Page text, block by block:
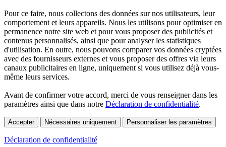
Pour ce faire, nous collectons des données sur nos utilisateurs, leur
comportement et leurs appareils. Nous les utilisons pour optimiser en
permanence notre site web et pour vous proposer des publicités et
contenus personnalisés, ainsi que pour analyser les statistiques
d'utilisation. En outre, nous pouvons comparer vos données cryptées
avec des fournisseurs externes et vous proposer des offres via leurs
canaux publicitaires en ligne, uniquement si vous utilisez déjà vous-
même leurs services.
Avant de confirmer votre accord, merci de vous renseigner dans les
paramètres ainsi que dans notre Déclaration de confidentialité.
Accepter Nécessaires uniquement Personnaliser les paramètres
Déclaration de confidentialité